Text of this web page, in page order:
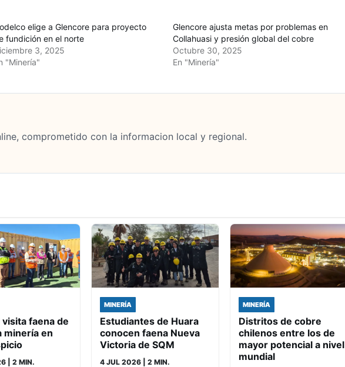
elige a Glencore para proyecto
fundición en el norte
3, 2025
"Minería"
Glencore ajusta metas por problemas en
Collahuasi y presión global del cobre
Octubre 30, 2025
En "Minería"
comprometido con la informacion local y regional.
visita faena de
minería en
| 2 MIN.
MINERÍA
Estudiantes de Huara
conocen faena Nueva
Victoria de SQM
4 JUL 2026 | 2 MIN.
MINERÍA
Distritos de cobre
chilenos entre los de
mayor potencial a nivel
mundial